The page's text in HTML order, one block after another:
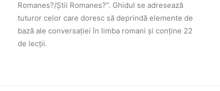
Romanes?/Știi Romanes?”. Ghidul se adresează
tuturor celor care doresc să deprindă elemente de
bază ale conversației în limba romani și conține 22
de lecții.